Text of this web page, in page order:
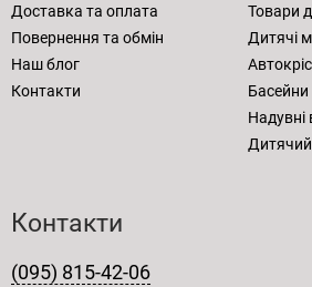
Доставка та оплата
Повернення та обмін
Наш блог
Контакти
Товари
Дитячі
Басейни
Надувні
Контакти
(095) 815-42-06